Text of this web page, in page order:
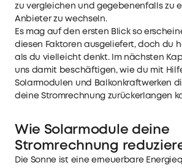
zu vergleichen und gegebenenfalls zu
Anbieter zu wechseln.
Es mag auf den ersten Blick so
diesen Faktoren ausgeliefert, doch du
als du vielleicht denkt. Im nächsten
uns damit beschäftigen, wie du mit
Solarmodulen und Balkonkraftwerken
deine Stromrechnung zurückerlangen
Wie Solarmodule deine
Stromrechnung
Die Sonne ist eine erneuerbare